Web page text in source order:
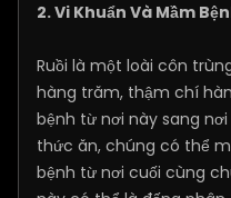
2. Vi Khuẩn Và Mầm
Ruồi là một loài côn
hàng trăm, thậm chí
bệnh từ nơi này sang
thức ăn, chúng có thể
bệnh từ nơi cuối cùng